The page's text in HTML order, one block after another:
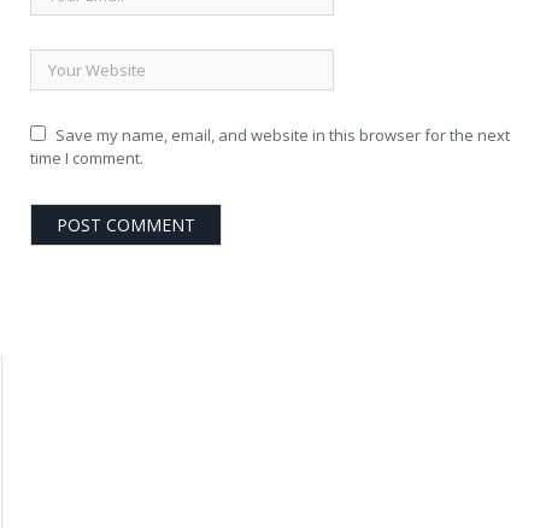
Save my name, email, and website in this browser for the next
time I comment.